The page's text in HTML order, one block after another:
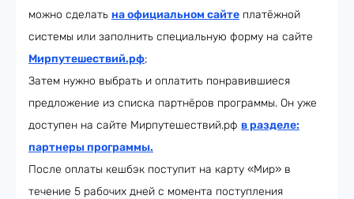
можно сделать на официальном сайте платёжной
системы или заполнить специальную форму на сайте
Мирпутешествий.рф;
Затем нужно выбрать и оплатить понравившиеся
предложение из списка партнёров программы. Он уже
доступен на сайте Мирпутешествий.рф в разделе:
партнеры программы.
После оплаты кешбэк поступит на карту «Мир» в
течение 5 рабочих дней с момента поступления